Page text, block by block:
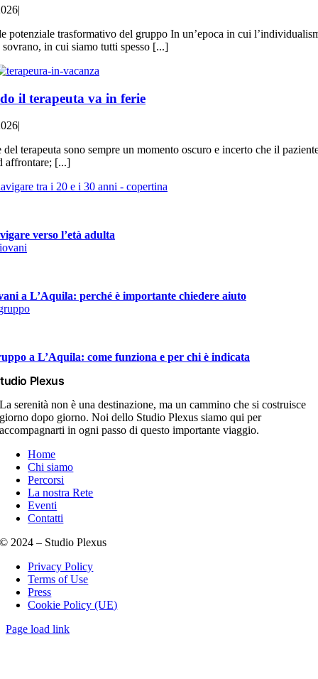
|
potenziale trasformativo del gruppo In un’epoca in cui
in cui siamo tutti spesso [...]
il terapeuta va in ferie
|
del terapeuta sono sempre un momento oscuro e incerto che il
affrontare; [...]
verso l’età adulta
a L’Aquila: perché è importante chiedere aiuto
a L’Aquila: come funziona e per chi è indicata
Plexus
La serenità non è una destinazione, ma un cammino che si costruisce
giorno dopo giorno. Noi dello Studio Plexus siamo qui per
accompagnarti in ogni passo di questo importante viaggio.
Home
Chi siamo
Percorsi
La nostra Rete
Eventi
Contatti
© 2024 – Studio Plexus
Privacy Policy
Terms of Use
Press
Cookie Policy (UE)
Page load link